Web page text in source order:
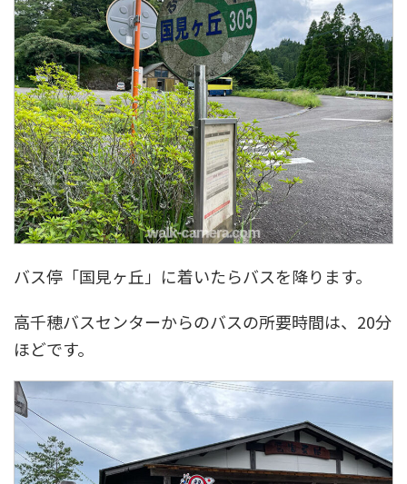
バス停「国見ヶ丘」に着いたらバスを降ります。
高千穂バスセンターからのバスの所要時間は、20分
ほどです。